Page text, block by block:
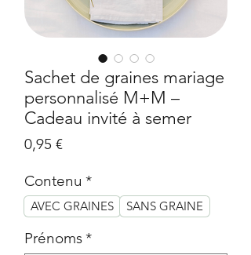
Sachet de graines mariage
personnalisé M+M –
Cadeau invité à semer
0,95 €Prix
Contenu *
AVEC GRAINES SANS GRAINE
Prénoms*